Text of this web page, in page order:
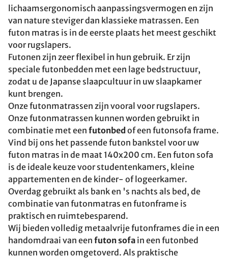
lichaamsergonomisch aanpassingsvermogen en zijn
van nature steviger dan klassieke matrassen. Een
futon matras is in de eerste plaats het meest geschikt
voor rugslapers.
Futonen zijn zeer flexibel in hun gebruik. Er zijn
speciale futonbedden met een lage bedstructuur,
zodat u de Japanse slaapcultuur in uw slaapkamer
kunt brengen.
Onze futonmatrassen zijn vooral voor rugslapers.
Onze futonmatrassen kunnen worden gebruikt in
combinatie met een futonbed of een futonsofa frame.
Vind bij ons het passende futon bankstel voor uw
futon matras in de maat 140x200 cm. Een futon sofa
is de ideale keuze voor studentenkamers, kleine
appartementen en de kinder- of logeerkamer.
Overdag gebruikt als bank en 's nachts als bed, de
combinatie van futonmatras en futonframe is
praktisch en ruimtebesparend.
Wij bieden volledig metaalvrije futonframes die in een
handomdraai van een futon sofa in een futonbed
kunnen worden omgetoverd. Als praktische